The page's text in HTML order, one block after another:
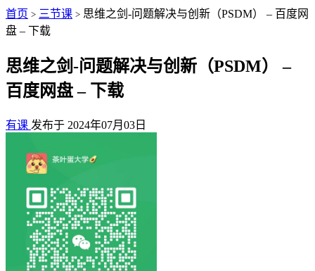
首页 > 三节课 > 思维之剑-问题解决与创新（PSDM） – 百度网
盘 – 下载
思维之剑-问题解决与创新（PSDM） –
百度网盘 – 下载
有课 发布于 2024年07月03日